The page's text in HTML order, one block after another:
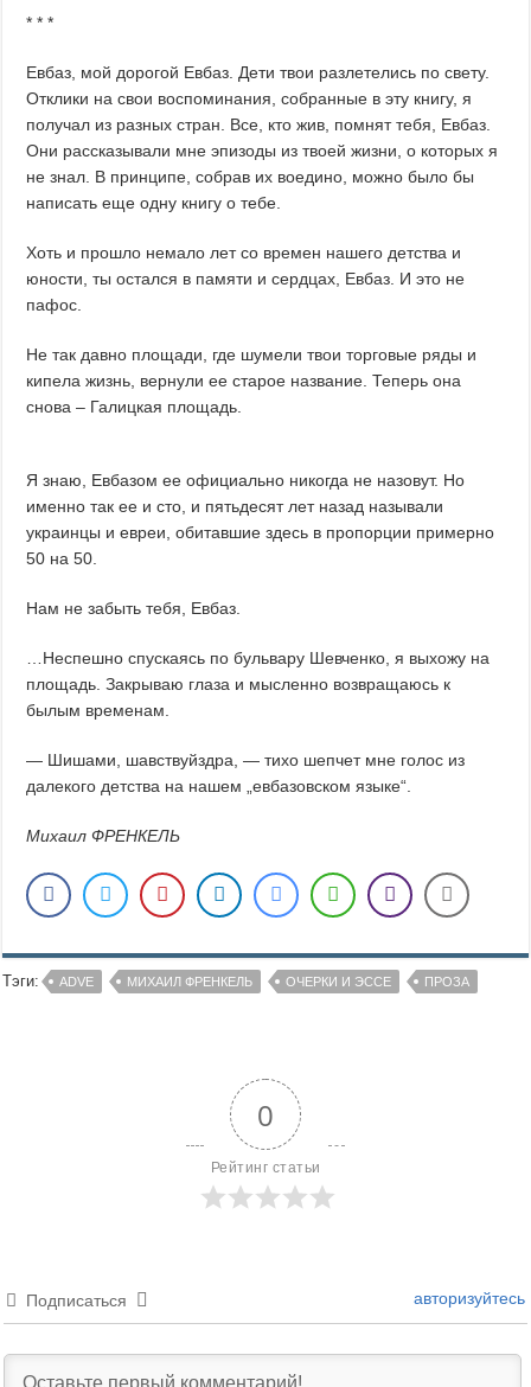
* * *
Евбаз, мой дорогой Евбаз. Дети твои разлетелись по свету.
Отклики на свои воспоминания, собранные в эту книгу, я
получал из разных стран. Все, кто жив, помнят тебя, Евбаз.
Они рассказывали мне эпизоды из твоей жизни, о которых я
не знал. В принципе, собрав их воедино, можно было бы
написать еще одну книгу о тебе.
Хоть и прошло немало лет со времен нашего детства и
юности, ты остался в памяти и сердцах, Евбаз. И это не
пафос.
Не так давно площади, где шумели твои торговые ряды и
кипела жизнь, вернули ее старое название. Теперь она
снова – Галицкая площадь.
Я знаю, Евбазом ее официально никогда не назовут. Но
именно так ее и сто, и пятьдесят лет назад называли
украинцы и евреи, обитавшие здесь в пропорции примерно
50 на 50.
Нам не забыть тебя, Евбаз.
…Неспешно спускаясь по бульвару Шевченко, я выхожу на
площадь. Закрываю глаза и мысленно возвращаюсь к
былым временам.
— Шишами, шавствуйздра, — тихо шепчет мне голос из
далекого детства на нашем „евбазовском языке“.
Михаил ФРЕНКЕЛЬ
Тэги: ADVE МИХАИЛ ФРЕНКЕЛЬ ОЧЕРКИ И ЭССЕ ПРОЗА
0
Рейтинг статьи
Подписаться авторизуйтесь